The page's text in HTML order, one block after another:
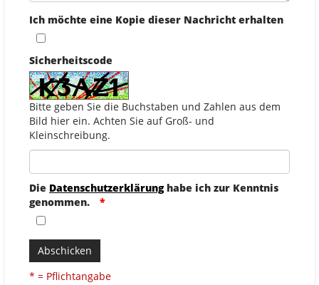
Ich möchte eine Kopie dieser Nachricht erhalten
Sicherheitscode
Bitte geben Sie die Buchstaben und Zahlen aus dem
Bild hier ein. Achten Sie auf Groß- und
Kleinschreibung.
Die Datenschutzerklärunghabe ich zur Kenntnis
genommen.
Abschicken
* = Pflichtangabe